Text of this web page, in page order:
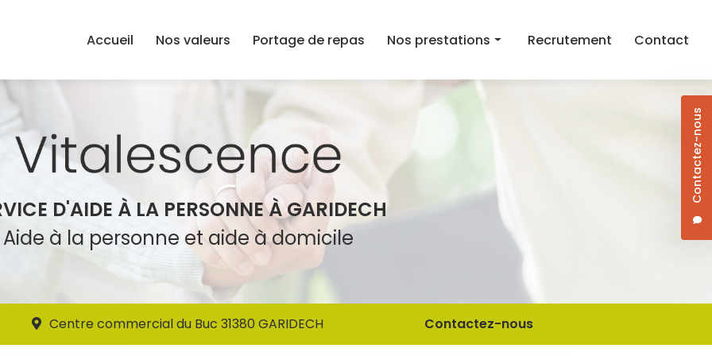
Contactez-nous
Accueil
Nos valeurs Portage de repas Nos prestations
Aide au maintien à domicile
Aide à la mobilité
Jardinage/Bricolage
Recrutement Contact
D'AIDE À LA PERSONNE À GARIDECH
Aide à la personne et aide à domicile
Centre commercial du Buc 31380 GARIDECH Contactez-nous